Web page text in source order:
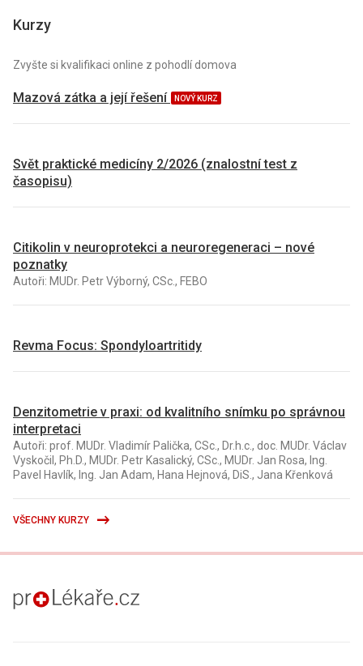
Kurzy
Zvyšte si kvalifikaci online z pohodlí domova
Mazová zátka a její řešení NOVÝ KURZ
Svět praktické medicíny 2/2026 (znalostní test z
časopisu)
Citikolin v neuroprotekci a neuroregeneraci – nové
poznatky
Autoři: MUDr. Petr Výborný, CSc., FEBO
Revma Focus: Spondyloartritidy
Denzitometrie v praxi: od kvalitního snímku po správnou
interpretaci
Autoři: prof. MUDr. Vladimír Palička, CSc., Dr.h.c., doc. MUDr. Václav
Vyskočil, Ph.D., MUDr. Petr Kasalický, CSc., MUDr. Jan Rosa, Ing.
Pavel Havlík, Ing. Jan Adam, Hana Hejnová, DiS., Jana Křenková
VŠECHNY KURZY
proLékaře.cz